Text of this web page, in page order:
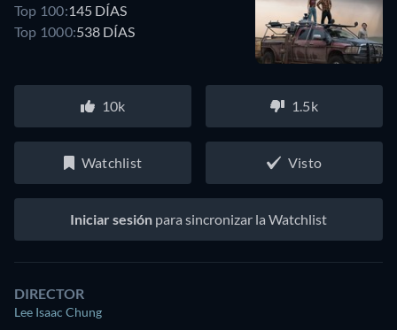
Top 100:145 DÍAS
Top 1000:538 DÍAS
10k 1.5k
Watchlist Visto
Iniciar sesión para sincronizar la Watchlist
DIRECTOR
Lee Isaac Chung